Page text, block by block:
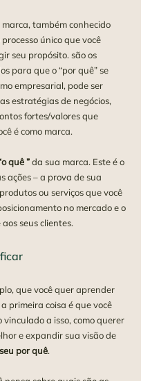
também conhecido
processo único que você
seu propósito. são os
para que o “por quê” se
empresarial, pode ser
estratégias de negócios,
fortes/valores que
é como marca.
quê ” da sua marca. Este é o
ações – a prova de sua
ou serviços que você
no mercado e o
seus clientes.
que você quer aprender
primeira coisa é que você
vinculado a isso, como querer
e expandir sua visão de
por quê.